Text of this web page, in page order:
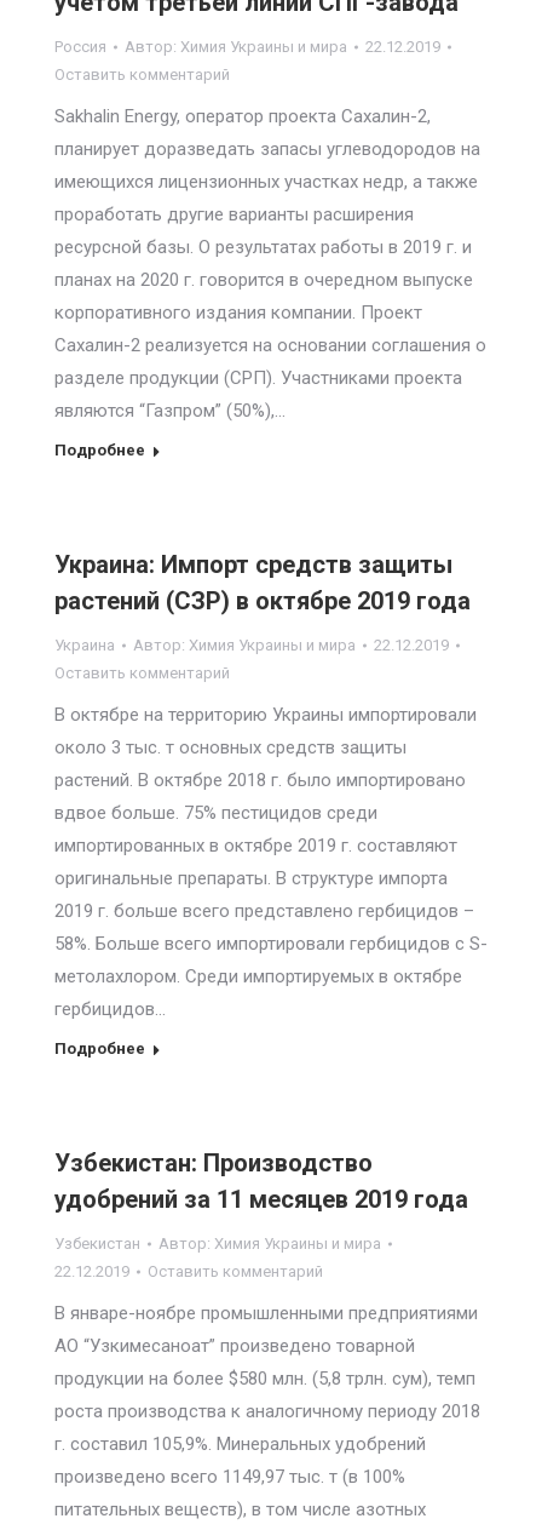
Россия Автор: Химия Украины и мира
22.12.2019
Оставить комментарий
Sakhalin Energy, оператор проекта Сахалин-2,
планирует доразведать запасы углеводородов на
имеющихся лицензионных участках недр, а также
проработать другие варианты расширения
ресурсной базы. О результатах работы в 2019 г. и
планах на 2020 г. говорится в очередном выпуске
корпоративного издания компании. Проект
Сахалин-2 реализуется на основании соглашения о
разделе продукции (СРП). Участниками проекта
являются “Газпром” (50%),…
Подробнее
Украина: Импорт средств защиты
растений (СЗР) в октябре 2019 года
Украина Автор: Химия Украины и мира
22.12.2019
Оставить комментарий
В октябре на территорию Украины импортировали
около 3 тыс. т основных средств защиты
растений. В октябре 2018 г. было импортировано
вдвое больше. 75% пестицидов среди
импортированных в октябре 2019 г. составляют
оригинальные препараты. В структуре импорта
2019 г. больше всего представлено гербицидов –
58%. Больше всего импортировали гербицидов с S-
метолахлором. Среди импортируемых в октябре
гербицидов…
Подробнее
Узбекистан: Производство
удобрений за 11 месяцев 2019 года
Узбекистан Автор: Химия Украины и мира
22.12.2019
Оставить комментарий
В январе-ноябре промышленными предприятиями
АО “Узкимесаноат” произведено товарной
продукции на более $580 млн. (5,8 трлн. сум), темп
роста производства к аналогичному периоду 2018
г. составил 105,9%. Минеральных удобрений
произведено всего 1149,97 тыс. т (в 100%
питательных веществ), в том числе азотных